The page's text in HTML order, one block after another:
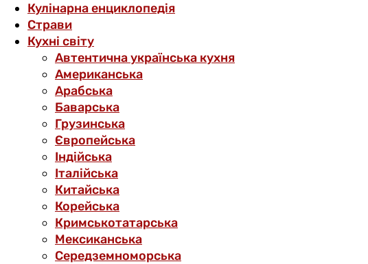
Кулінарна енциклопедія
Страви
Кухні світу
Автентична українська кухня
Американська
Арабська
Баварська
Грузинська
Європейська
Індійська
Італійська
Китайська
Корейська
Кримськотатарська
Мексиканська
Середземноморська